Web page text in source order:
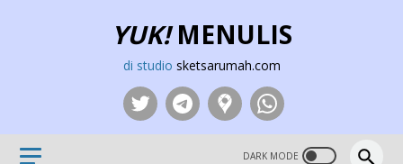
YUK!MENULIS
di studio sketsarumah.com